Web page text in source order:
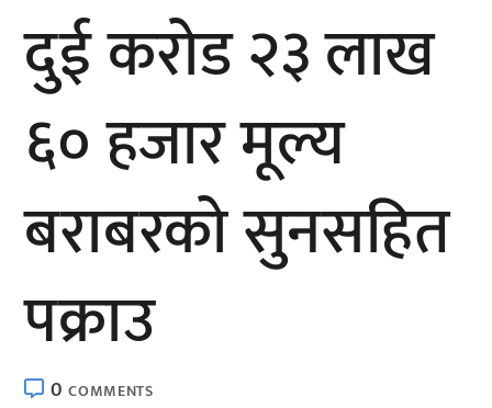
दुई करोड २३ लाख
६० हजार मूल्य
बराबरको सुनसहित
पक्राउ
0COMMENTS